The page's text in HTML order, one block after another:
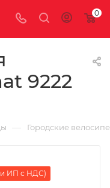
0
9222
— Городские
ИП с НДС)